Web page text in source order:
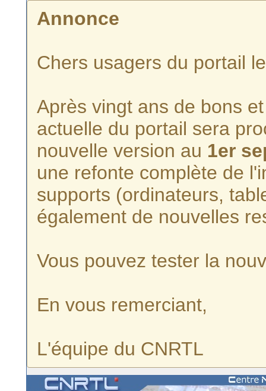
Annonce
Chers usagers du portail
Après vingt ans de bons
actuelle du portail sera
nouvelle version au 1er
une refonte complète de
supports (ordinateurs,
également de nouvelles
Vous pouvez tester la
En vous remerciant,
L'équipe du CNRTL